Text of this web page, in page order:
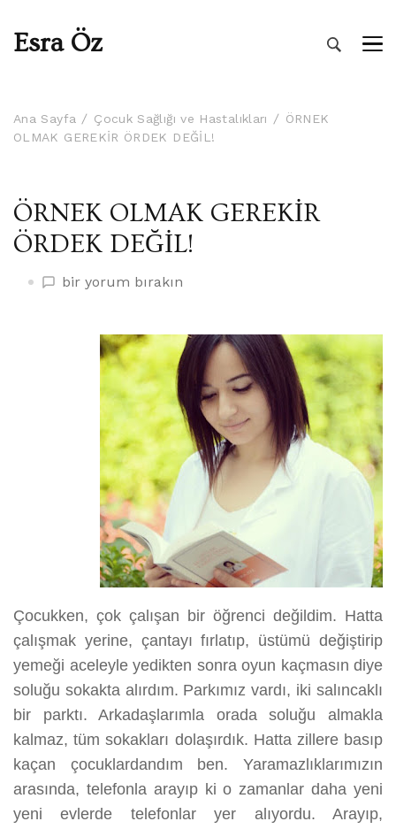
Esra Öz
Ana Sayfa Çocuk Sağlığı ve Hastalıkları
ÖRNEK
OLMAK GEREKİR ÖRDEK DEĞİL!
ÖRNEK OLMAK GEREKİR
ÖRDEK DEĞİL!
ÖRNEK
ÖRDEK
DEĞİL!
üzerine
bir yorum bırakın
Çocukken, çok çalışan bir öğrenci değildim. Hatta
çalışmak yerine, çantayı fırlatıp, üstümü değiştirip
yemeği aceleyle yedikten sonra oyun kaçmasın diye
soluğu sokakta alırdım. Parkımız vardı, iki salıncaklı
bir parktı. Arkadaşlarımla orada soluğu almakla
kalmaz, tüm sokakları dolaşırdık. Hatta zillere basıp
kaçan çocuklardandım ben. Yaramazlıklarımızın
arasında, telefonla arayıp ki o zamanlar daha yeni
yeni evlerde telefonlar yer alıyordu. Arayıp,